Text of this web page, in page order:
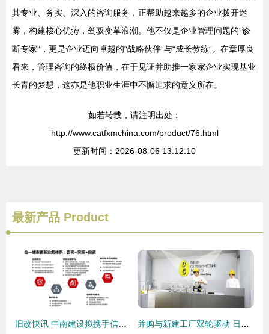
其专业、务实、深入的咨询服务，正帮助越来越多的企业拨开迷
雾，构建核心优势，驾驭变革浪潮。他不仅是企业管理问题的“诊
断专家”，更是企业迈向卓越的“战略伙伴”与“成长教练”。在章厚良
看来，管理咨询的终极价值，在于见证并助推一家家企业实现基业
长青的梦想，这亦是他职业生涯中不懈追求的意义所在。
如若转载，请注明出处：
http://www.catfxmchina.com/product/76.html
更新时间：2026-08-06 13:12:10
最新产品 Product